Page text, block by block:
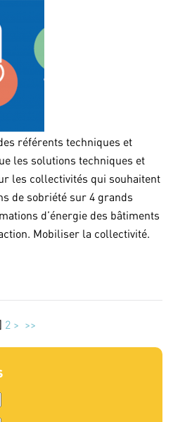
référents techniques et
les solutions techniques et
les collectivités qui souhaitent
de sobriété sur 4 grands
d’énergie des bâtiments
Mobiliser la collectivité.
2 > >>